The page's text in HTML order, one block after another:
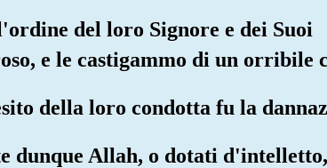
del loro Signore e dei Suoi
e le castigammo di un orribile
della loro condotta fu la
dunque Allah, o dotati